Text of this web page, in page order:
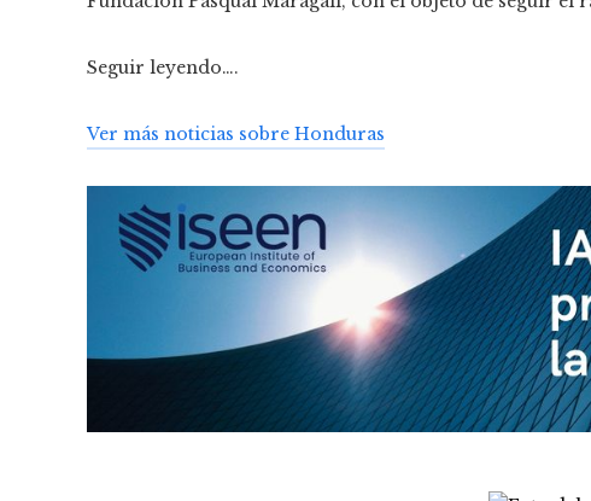
Seguir leyendo….
Ver más noticias sobre Honduras